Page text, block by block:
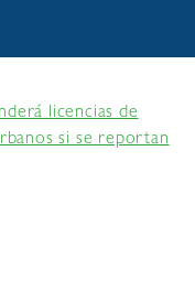
licencias de
si se reportan